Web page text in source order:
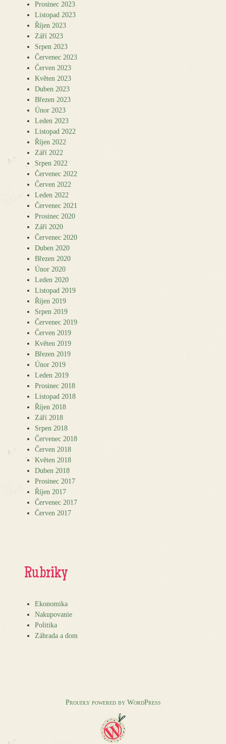
Prosinec 2023
Listopad 2023
Říjen 2023
Září 2023
Srpen 2023
Červenec 2023
Červen 2023
Květen 2023
Duben 2023
Březen 2023
Únor 2023
Leden 2023
Listopad 2022
Říjen 2022
Září 2022
Srpen 2022
Červenec 2022
Červen 2022
Leden 2022
Červenec 2021
Prosinec 2020
Září 2020
Červenec 2020
Duben 2020
Březen 2020
Únor 2020
Leden 2020
Listopad 2019
Říjen 2019
Srpen 2019
Červenec 2019
Červen 2019
Květen 2019
Březen 2019
Únor 2019
Leden 2019
Prosinec 2018
Listopad 2018
Říjen 2018
Září 2018
Srpen 2018
Červenec 2018
Červen 2018
Květen 2018
Duben 2018
Prosinec 2017
Říjen 2017
Červenec 2017
Červen 2017
Rubriky
Ekonomika
Nakupovanie
Politika
Záhrada a dom
Proudly powered by WordPress